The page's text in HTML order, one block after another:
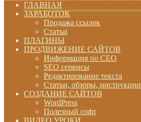
ГЛАВНАЯ
ЗАРАБОТОК
Продажа ссылок
Статьи
ПЛАГИНЫ
ПРОДВИЖЕНИЕ САЙТОВ
Информация по СЕО
SEO сервисы
Редактирование текста
Статьи, обзоры, инструкции
СОЗДАНИЕ САЙТОВ
WordPress
Полезный софт
ВИДЕО УРОКИ